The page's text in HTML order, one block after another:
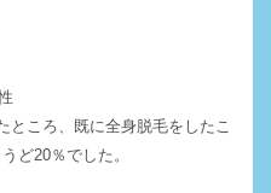
ところ、既に全身脱毛をしたこ
ど20％でした。